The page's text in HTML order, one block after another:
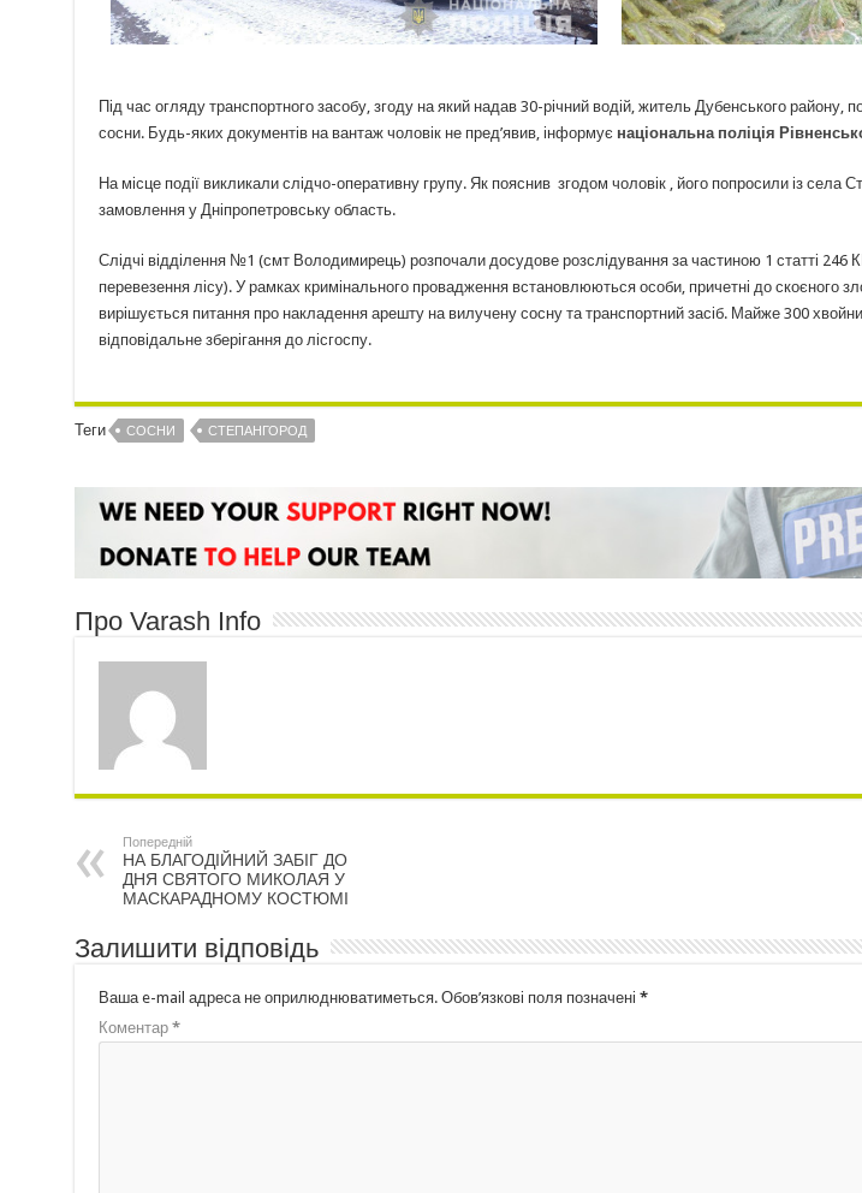
Під час огляду транспортного засобу, згоду на який надав 30-річний водій, житель Дубенського району,
сосни. Будь-яких документів на вантаж чоловік не пред’явив, інформує національна поліція
На місце події викликали слідчо-оперативну групу. Як пояснив згодом чоловік , його попросили із села
замовлення у Дніпропетровську область.
Слідчі відділення №1 (смт Володимирець) розпочали досудове розслідування за частиною 1 статті 246
перевезення лісу). У рамках кримінального провадження встановлюються особи, причетні до скоєного
вирішується питання про накладення арешту на вилучену сосну та транспортний засіб. Майже 300
відповідальне зберігання до лісгоспу.
Теги СОСНИ СТЕПАНГОРОД
Про Varash Info
Попередній
НА БЛАГОДІЙНИЙ ЗАБІГ ДО
ДНЯ СВЯТОГО МИКОЛАЯ У
МАСКАРАДНОМУ КОСТЮМІ
Залишити відповідь
Ваша e-mail адреса не оприлюднюватиметься. Обов’язкові поля позначені *
Коментар *